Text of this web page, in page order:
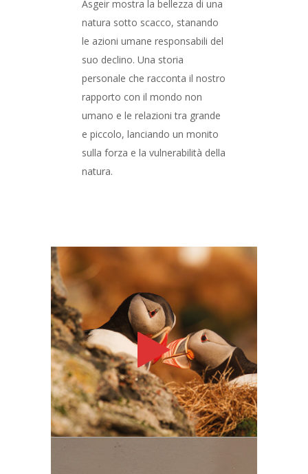
Asgeir mostra la bellezza di una
natura sotto scacco, stanando
le azioni umane responsabili del
suo declino. Una storia
personale che racconta il nostro
rapporto con il mondo non
umano e le relazioni tra grande
e piccolo, lanciando un monito
sulla forza e la vulnerabilità della
natura.